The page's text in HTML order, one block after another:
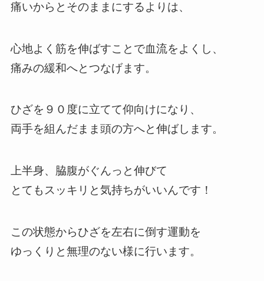
痛いからとそのままにするよりは、
心地よく筋を伸ばすことで血流をよくし、
痛みの緩和へとつなげます。
ひざを９０度に立てて仰向けになり、
両手を組んだまま頭の方へと伸ばします。
上半身、脇腹がぐんっと伸びて
とてもスッキリと気持ちがいいんです！
この状態からひざを左右に倒す運動を
ゆっくりと無理のない様に行います。